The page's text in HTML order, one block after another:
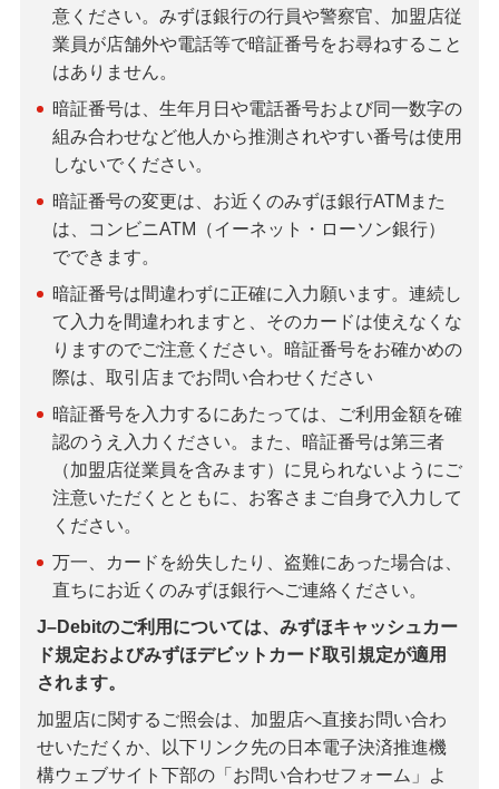
意ください。みずほ銀行の行員や警察官、加盟店従
業員が店舗外や電話等で暗証番号をお尋ねすること
はありません。
暗証番号は、生年月日や電話番号および同一数字の
組み合わせなど他人から推測されやすい番号は使用
しないでください。
暗証番号の変更は、お近くのみずほ銀行ATMまた
は、コンビニATM（イーネット・ローソン銀行）
でできます。
暗証番号は間違わずに正確に入力願います。連続し
て入力を間違われますと、そのカードは使えなくな
りますのでご注意ください。暗証番号をお確かめの
際は、取引店までお問い合わせください
暗証番号を入力するにあたっては、ご利用金額を確
認のうえ入力ください。また、暗証番号は第三者
（加盟店従業員を含みます）に見られないようにご
注意いただくとともに、お客さまご自身で入力して
ください。
万一、カードを紛失したり、盗難にあった場合は、
直ちにお近くのみずほ銀行へご連絡ください。
J–Debitのご利用については、みずほキャッシュカー
ド規定およびみずほデビットカード取引規定が適用
されます。
加盟店に関するご照会は、加盟店へ直接お問い合わ
せいただくか、以下リンク先の日本電子決済推進機
構ウェブサイト下部の「お問い合わせフォーム」よ